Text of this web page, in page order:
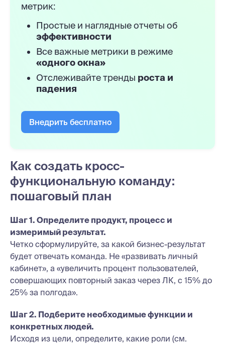
метрик:
Простые и наглядные отчеты об
эффективности
Все важные метрики в режиме
«одного окна»
Отслеживайте тренды роста и
падения
Внедрить бесплатно
Как создать кросс-
функциональную команду:
пошаговый план
Шаг 1. Определите продукт, процесс и
измеримый результат.
Четко сформулируйте, за какой бизнес-результат
будет отвечать команда. Не «развивать личный
кабинет», а «увеличить процент пользователей,
совершающих повторный заказ через ЛК, с 15% до
25% за полгода».
Шаг 2. Подберите необходимые функции и
конкретных людей.
Исходя из цели, определите, какие роли (см.